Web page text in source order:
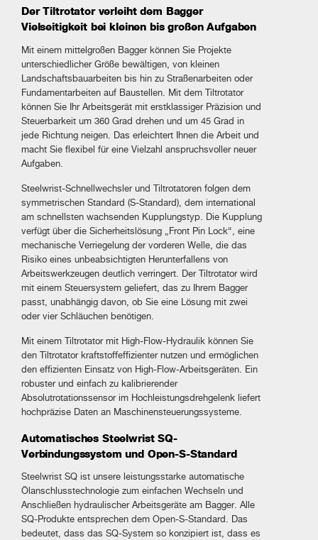
Der Tiltrotator verleiht dem Bagger
Vielseitigkeit bei kleinen bis großen Aufgaben
Mit einem mittelgroßen Bagger können Sie Projekte
unterschiedlicher Größe bewältigen, von kleinen
Landschaftsbauarbeiten bis hin zu Straßenarbeiten oder
Fundamentarbeiten auf Baustellen. Mit dem Tiltrotator
können Sie Ihr Arbeitsgerät mit erstklassiger Präzision und
Steuerbarkeit um 360 Grad drehen und um 45 Grad in
jede Richtung neigen. Das erleichtert Ihnen die Arbeit und
macht Sie flexibel für eine Vielzahl anspruchsvoller neuer
Aufgaben.
Steelwrist-Schnellwechsler und Tiltrotatoren folgen dem
symmetrischen Standard (S-Standard), dem international
am schnellsten wachsenden Kupplungstyp. Die Kupplung
verfügt über die Sicherheitslösung „Front Pin Lock“, eine
mechanische Verriegelung der vorderen Welle, die das
Risiko eines unbeabsichtigten Herunterfallens von
Arbeitswerkzeugen deutlich verringert. Der Tiltrotator wird
mit einem Steuersystem geliefert, das zu Ihrem Bagger
passt, unabhängig davon, ob Sie eine Lösung mit zwei
oder vier Schläuchen benötigen.
Mit einem Tiltrotator mit High-Flow-Hydraulik können Sie
den Tiltrotator kraftstoffeffizienter nutzen und ermöglichen
den effizienten Einsatz von High-Flow-Arbeitsgeräten. Ein
robuster und einfach zu kalibrierender
Absolutrotationssensor im Hochleistungsdrehgelenk liefert
hochpräzise Daten an Maschinensteuerungssysteme.
Automatisches Steelwrist SQ-
Verbindungssystem und Open-S-Standard
Steelwrist SQ ist unsere leistungsstarke automatische
Ölanschlusstechnologie zum einfachen Wechseln und
Anschließen hydraulischer Arbeitsgeräte am Bagger. Alle
SQ-Produkte entsprechen dem Open-S-Standard. Das
bedeutet, dass das SQ-System so konzipiert ist, dass es